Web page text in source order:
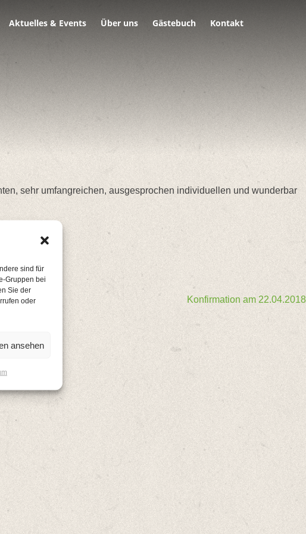
sind für
Gruppen bei
Sie der
oder
ansehen
Aktuelles & Events Über uns Gästebuch Kontakt
sehr umfangreichen, ausgesprochen individuellen und wunderbar
Konfirmation am 22.04.2018
Richtlinie